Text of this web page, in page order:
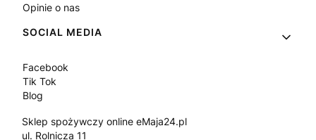
Opinie o nas
SOCIAL MEDIA
Facebook
Tik Tok
Blog
Sklep spożywczy online eMaja24.pl
ul. Rolnicza 11